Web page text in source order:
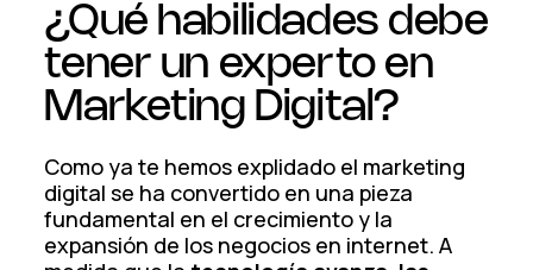
¿Qué habilidades debe
tener un experto en
Marketing Digital?
Como ya te hemos explidado el marketing
digital se ha convertido en una pieza
fundamental en el crecimiento y la
expansión de los negocios en internet. A